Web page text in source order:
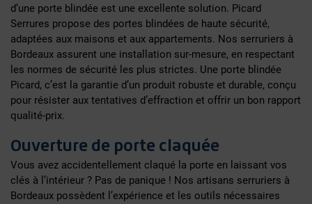
d’une porte blindée est une excellente solution. Picard
Serrures propose des portes blindées de haute sécurité,
adaptées aux maisons et aux appartements. Nos serruriers à
Bordeaux assurent une installation sur-mesure, en respectant
les normes de sécurité les plus strictes. Une porte blindée
Picard, c’est la garantie d’un produit robuste et durable, conçu
pour résister aux tentatives d’effraction et offrir un bon rapport
qualité-prix.
Ouverture de porte claquée
Vous avez accidentellement claqué la porte en laissant vos
clés à l’intérieur ? Pas de panique ! Nos artisans serruriers à
Bordeaux possèdent l’expérience et les outils nécessaires